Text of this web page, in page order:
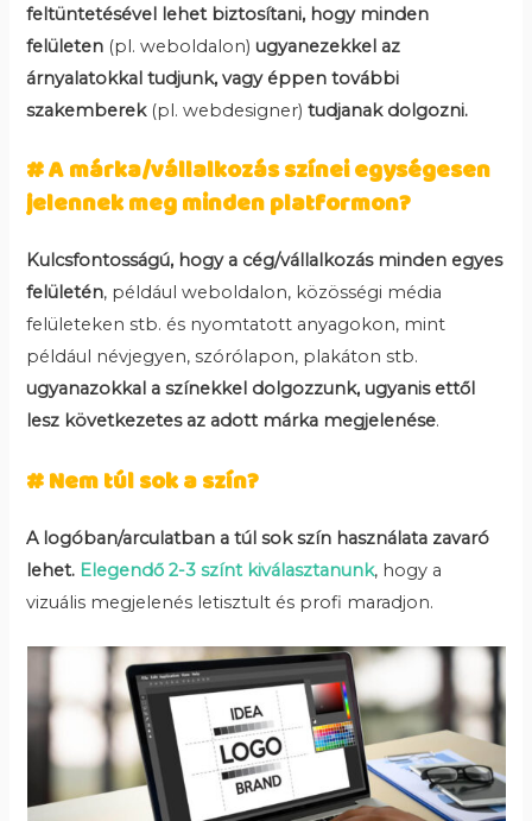
feltüntetésével lehet biztosítani, hogy minden
felületen (pl. weboldalon) ugyanezekkel az
árnyalatokkal tudjunk, vagy éppen további
szakemberek(pl. webdesigner)tudjanak dolgozni.
# A márka/vállalkozás színei egységesen
jelennek meg minden platformon?
Kulcsfontosságú, hogy a cég/vállalkozás minden egyes
felületén, például weboldalon, közösségi média
felületeken stb. és nyomtatott anyagokon, mint
például névjegyen, szórólapon, plakáton stb.
ugyanazokkal a színekkel dolgozzunk, ugyanis ettől
lesz következetes az adott márka megjelenése.
# Nem túl sok a szín?
A logóban/arculatban a túl sok szín használata zavaró
lehet. Elegendő 2-3 színt kiválasztanunk, hogy a
vizuális megjelenés letisztult és profi maradjon.